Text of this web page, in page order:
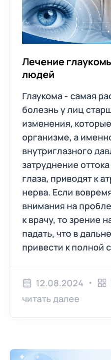
Лечение
людей
Глаукома - самая
болезнь у лиц
изменения,
организме, а
внутриглазного
затруднение
глаза, приводят к
нерва. Если
внимания на
к врачу, то зрение
падать, что в
привести к полной
12.08.2024
читать далее